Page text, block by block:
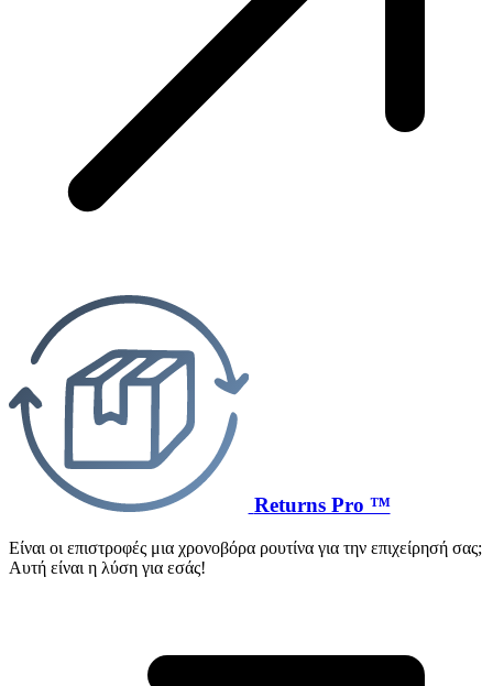
Returns Pro ™
Είναι οι επιστροφές μια χρονοβόρα ρουτίνα για την επιχείρησή σας;
Αυτή είναι η λύση για εσάς!